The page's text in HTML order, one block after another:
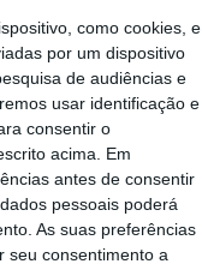
como cookies, e
por um dispositivo
de audiências e
usar identificação e
consentir o
acima. Em
antes de consentir
pessoais poderá
As suas preferências
seu consentimento a